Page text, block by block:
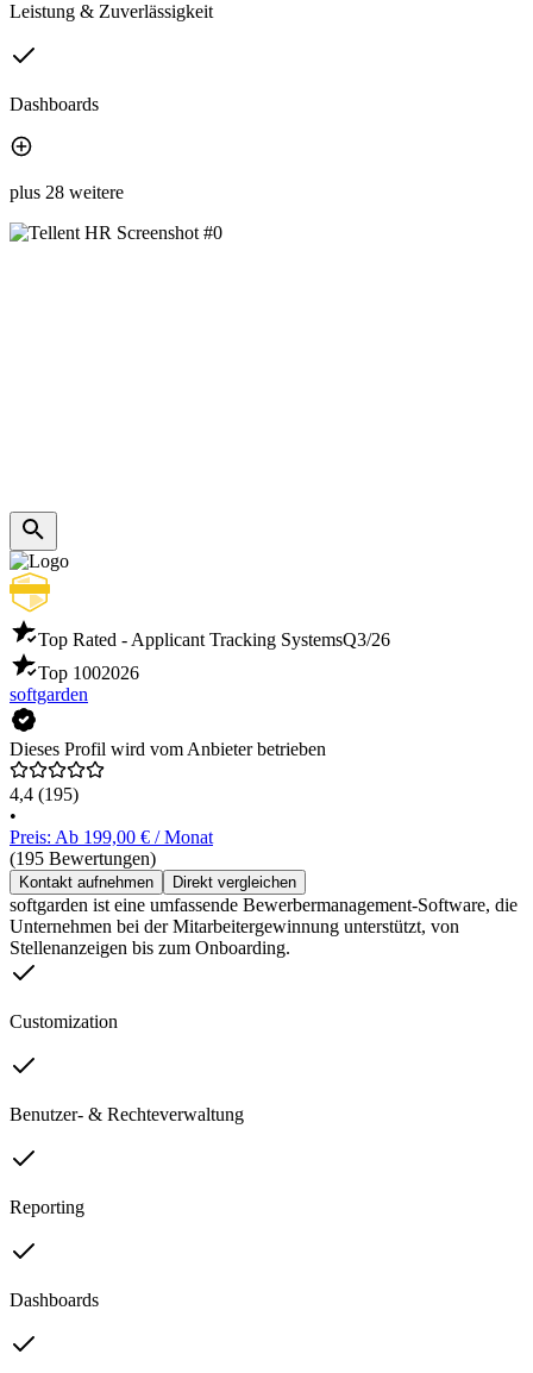
Leistung & Zuverlässigkeit
Dashboards
plus 28 weitere
Top Rated - Applicant Tracking SystemsQ3/26
Top 1002026
softgarden
Dieses Profil wird vom Anbieter betrieben
4,4 (195)
•
Preis: Ab 199,00 € / Monat
(195 Bewertungen)
Kontakt aufnehmen Direkt vergleichen
softgarden ist eine umfassende Bewerbermanagement-Software, die
Unternehmen bei der Mitarbeitergewinnung unterstützt, von
Stellenanzeigen bis zum Onboarding.
Customization
Benutzer- & Rechteverwaltung
Reporting
Dashboards